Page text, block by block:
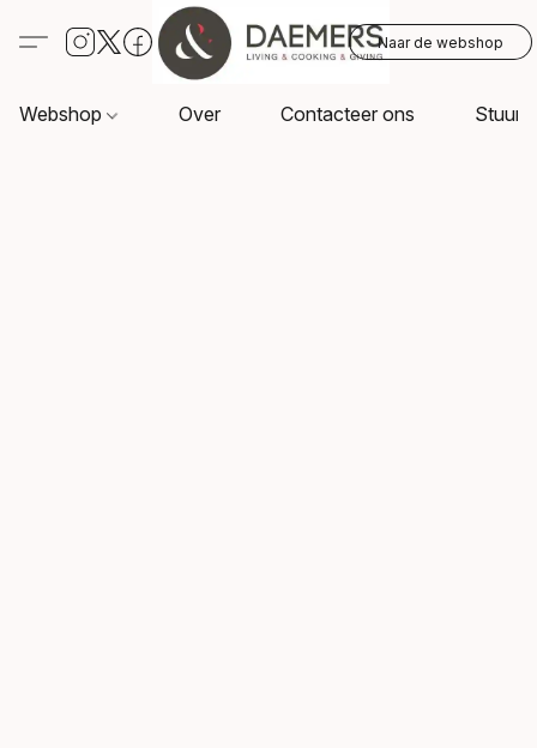
Naar de webshop
Webshop Over Contacteer ons Stuur